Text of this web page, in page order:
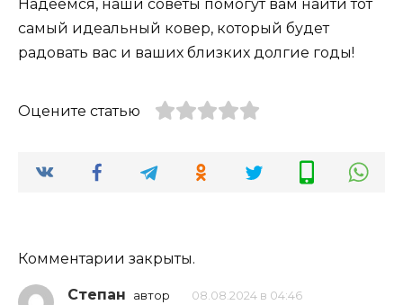
Надеемся, наши советы помогут вам найти тот
самый идеальный ковер, который будет
радовать вас и ваших близких долгие годы!
Оцените статью
Комментарии закрыты.
Степан автор 08.08.2024 в 04:46